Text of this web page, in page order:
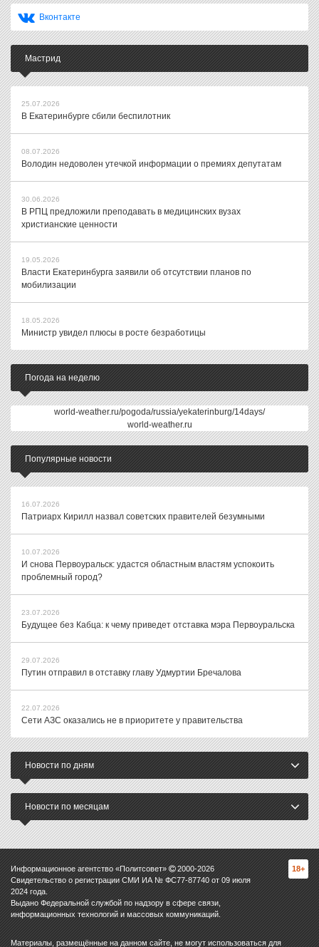
Вконтакте
Мастрид
25.07.2026
В Екатеринбурге сбили беспилотник
08.07.2026
Володин недоволен утечкой информации о премиях депутатам
30.06.2026
В РПЦ предложили преподавать в медицинских вузах
христианские ценности
19.05.2026
Власти Екатеринбурга заявили об отсутствии планов по
мобилизации
18.05.2026
Министр увидел плюсы в росте безработицы
Погода на неделю
world-weather.ru/pogoda/russia/yekaterinburg/14days/
world-weather.ru
Популярные новости
16.07.2026
Патриарх Кирилл назвал советских правителей безумными
10.07.2026
И снова Первоуральск: удастся областным властям успокоить
проблемный город?
23.07.2026
Будущее без Кабца: к чему приведет отставка мэра Первоуральска
29.07.2026
Путин отправил в отставку главу Удмуртии Бречалова
22.07.2026
Сети АЗС оказались не в приоритете у правительства
Новости по дням
Новости по месяцам
Информационное агентство «Политсовет» 2000-2026
Свидетельство о регистрации СМИ ИА № ФС77-87740 от 09 июля
2024 года.
Выдано Федеральной службой по надзору в сфере связи,
информационных технологий и массовых коммуникаций.
18+
Материалы, размещённые на данном сайте, не могут использоваться для